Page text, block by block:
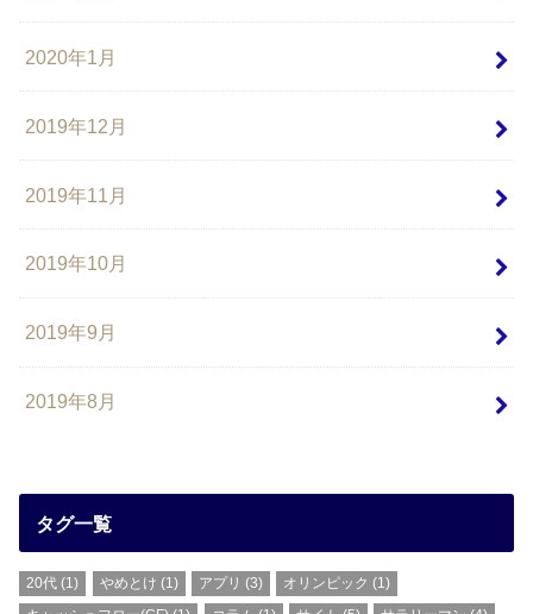
2020年1月
2019年12月
2019年11月
2019年10月
2019年9月
2019年8月
タグ一覧
20代 (1) やめとけ (1) アプリ (3) オリンピック (1)